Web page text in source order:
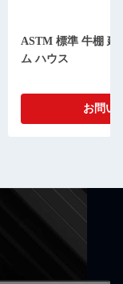
ASTM 標準 牛棚 建
ム ハウス
お問い